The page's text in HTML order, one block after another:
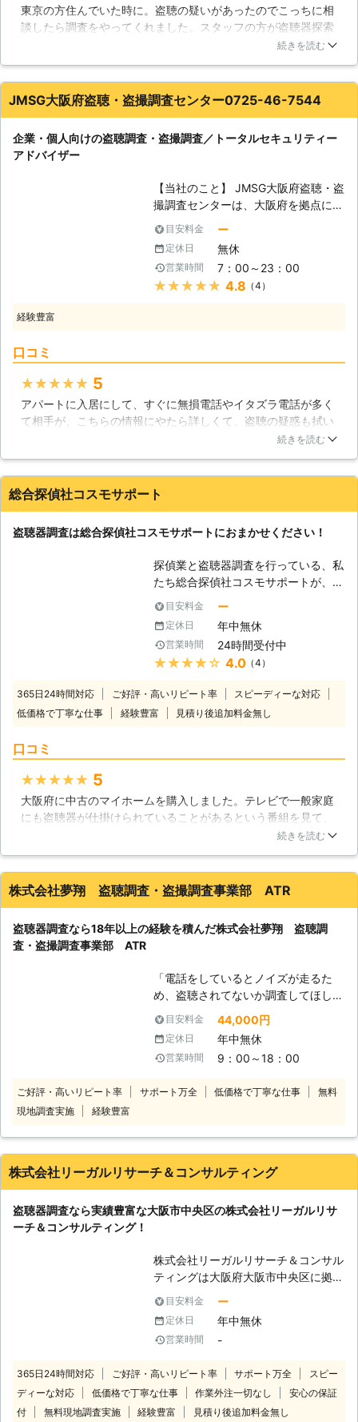
と、体の中のストレスはドンドン溜ま
っていく一方です。そんな生活が続く
ことがないよう、盗撮・盗聴器調査は
ペース作りに徹底して作業を進めてま
いります。 盗聴・盗撮の調査だけで
バイスもさせていただき、貴方のスト
以外で掛かることは一切ありません。
弊社は、全国一律調査料金を設定して
おります。どうぞ、安心して「盗聴バ
スターズ」までご連絡ください。スタ
ッフ一同、心よりお待ちしておりま
す。
東京の方住んでいた時に。盗聴の疑いがあったのでこっちに相
談したら調査をやってくれました。スタッフの方が盗聴器探索
機で部屋の隅々まで調べてくれて、私が住んでいた時に最初か
が言うにはコンセントの中は結構定番の盗聴器が隠れている場
所らしいです。
東京都 中央区 2016年11月30日
続きを読む
JMSG大阪府盗聴・盗撮調査センター0725-46-7544
企業・個人向けの盗聴調査・盗撮調査／トータルセキュリティー
アドバイザー
【当社のこと】 JMSG大阪府盗聴・盗
撮調査センターは、大阪府を拠点に
日々巧妙化する盗聴・盗撮機による情
報漏洩の被害を防止する為、事業に取
り組んでおります。情報漏洩による被
害が各種メディアにより頻繁に報道さ
れている現在、実に年間30万個以上
には重要な情報になり得る可能性があ
るのです。国民生活や企業活動を維持
する中で最も重要な情報の漏洩を防止
する為に、自己防衛強化の継続が必要
不可欠と言えます。大阪府盗聴・盗撮
調査センターではご相談から調査終了
関するトータルセキュリティーをご提
供させていただいております。 【盗
聴器は早期発見が肝心です】 会話や
情報を違法に盗聴することが出来る盗
聴器ですが、最近では小型で高性能な
ものが多く登場しています。年間でも
何万台と出回っており、盗聴器が設置
されてしまえば長期間、盗聴電波が発
信され続けてしまいます。映画やドラ
るかと思いますが、現実でも盗聴器を
使用しての犯罪が後を絶ちません。特
うことが多く、不安をお持ちの方も少
盗聴器調査を承っております。所要時
間およそ2～3時間ほどで、盗聴器の
調査を完了させることが可能ですの
で、お困りでしたら一度ご相談くださ
い。市場に出回るほとんどの盗聴器に
対応しています。
目安料金 ー
定休日 無休
営業時間 7：00～23：00
★★★★★ 4.8 （4）
経験豊富
口コミ
★★★★★ 5
アパートに入居にして、すぐに無損電話やイタズラ電話が多く
て相手が、こちらの情報にやたら詳しくて、盗聴の疑惑も拭い
切れなくなり初めて、こちらの事務所の方に盗聴器調査をして
が盗聴器だとかなり発見されやすい場所の定番のようです。都
会のアパートの場合は盗聴も気をつけた方がいいようですね。
大阪府 和泉市 2016年11月30日
続きを読む
総合探偵社コスモサポート
盗聴器調査は総合探偵社コスモサポートにおまかせください！
探偵業と盗聴器調査を行っている、私
たち総合探偵社コスモサポートが、盗
聴器被害を受けているかもしれない皆
さまのために盗聴器調査をやらせてい
ただきます。盗聴器はどこの誰から被
害を受けているのか分かりません。分
からないからこそ、非常に怖いので
の盗聴器が販売されています。皆さま
をこの恐怖から守るためにも、盗聴器
の信頼を得ております。おまかせいた
だいても、何ら問題はありませんので
密を話すことはありませんし、報告に
ついては皆さま以外にすることはあり
す。皆さまの秘密を口外しませんし、
絶対に守る私たち総合探偵社コスモサ
ポートだからこそ、多くのお客様に信
頼をされているのです。 【近場に犯
人がいるかも】 盗聴器の有効範囲は
数百メートルほどになります。そこま
いうことは、盗聴器の受信機を犯人が
する盗聴器はありませんので、非常に
短距離になります。しかし、ただ設置
しただけでそれ以上は何もしていない
という場合もありますし、既に廃棄し
ている場合もありますのでご安心くだ
さい。盗聴器が発見された場合には警
目安料金 ー
定休日 年中無休
営業時間 24時間受付中
★★★★★ 4.0（4）
365日24時間対応 ご好評・高いリピート率
スピーディーな対応
低価格で丁寧な仕事
経験豊富 見積り後追加料金無し
口コミ
★★★★★ 5
大阪府に中古のマイホームを購入しました。テレビで一般家庭
にも盗聴器が仕掛けられていることがあるという番組を見て、
マイホームにも仕掛けられていないか不安になりました。そこ
ことが分かりとても安心した気持ちになり、調査を依頼して良
かったです。
大阪府 茨木市 2016年11月14日
続きを読む
株式会社夢翔 盗聴調査・盗撮調査事業部 ATR
盗聴器調査なら18年以上の経験を積んだ株式会社夢翔 盗聴調
査・盗撮調査事業部 ATR
「電話をしているとノイズが走るた
め、盗聴されてないか調査してほし
い」 「盗聴器調査をお願いしたい
が、費用面に不安がある」 「近隣に
盗聴器調査をおこなっていると分から
ないようにしてほしい」 このような
へ。 当店は盗聴・盗撮で困ってお
して盗聴器・盗撮器が仕掛けられてい
対策として防犯機器の販売や定期的な
束していますので、ご安心ください。
また周囲に調査していることがバレな
いようにしてほしい際もお任せ。 日
時・服装・車両駐車位置などを決定し
てからお伺いします。 相談も無料で
おこなっていますので、不安なことが
ありましたらいつでもご相談を。 24
時間365日お電話お待ちしておりま
す。
目安料金 44,000円
定休日 年中無休
営業時間 9：00～18：00
ご好評・高いリピート率 サポート万全 低価格で丁寧な仕事
無料
現地調査実施
経験豊富
株式会社リーガルリサーチ＆コンサルティング
盗聴器調査なら実績豊富な大阪市中央区の株式会社リーガルリサ
ーチ＆コンサルティング！
株式会社リーガルリサーチ＆コンサル
ティングは大阪府大阪市中央区に拠点
を構え、盗聴器の調査・発見をおこな
っています。 当社は弁護士事務所併
設の探偵社であるため、調査と法律を
ワンストップで解決できるのが強みで
調査も得意としております。ストーカ
ーの相談もおこなっていますので、お
気軽にご相談ください。 経験豊富な
目安料金 ー
定休日 年中無休
営業時間 -
365日24時間対応 ご好評・高いリピート率 サポート万全
スピー
ディーな対応
低価格で丁寧な仕事 作業外注一切なし
安心の保証
付
無料現地調査実施 経験豊富 見積り後追加料金無し